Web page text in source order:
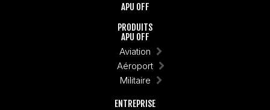
APU OFF
PRODUITS
APU OFF
Aviation
Aéroport
Militaire
ENTREPRISE